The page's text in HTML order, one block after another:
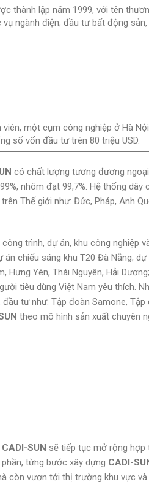
thành lập năm 1999, với tên
ngành điện; đầu tư bất động
một cụm công nghiệp ở Hà
số vốn đầu tư trên 80 triệu USD.
có chất lượng tương đương
nhôm đạt 99,7%. Hệ thống
Thế giới như: Đức, Pháp, Anh
trình, dự án, khu công nghiệp
chiếu sáng khu T20 Đà Nẵng;
Hưng Yên, Thái Nguyên, Hải
tiêu dùng Việt Nam yêu thích.
tư như: Tập đoàn Samone,
theo mô hình sản xuất chuyên
CADI-SUN sẽ tiếp tục mở rộng hợp
từng bước xây dựng CADI-
còn vươn tới thị trường khu vực và